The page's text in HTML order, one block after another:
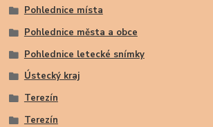
Pohlednice místa
Pohlednice města a obce
Pohlednice letecké snímky
Ústecký kraj
Terezín
Terezín